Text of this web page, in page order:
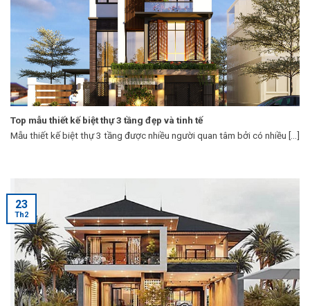
Top mẫu thiết kế biệt thự 3 tầng đẹp và tinh tế
Mẫu thiết kế biệt thự 3 tầng được nhiều người quan tâm bởi có nhiều [...]
23
Th2